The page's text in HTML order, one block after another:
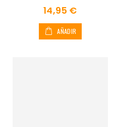
14,95 €
AÑADIR